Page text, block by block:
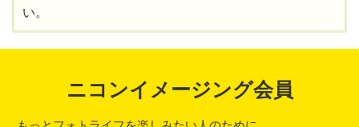
い。
ニコンイメージング会員